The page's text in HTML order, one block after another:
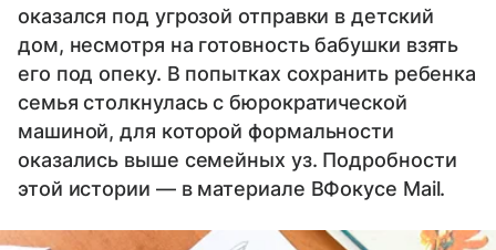
оказался под угрозой отправки в детский
дом, несмотря на готовность бабушки взять
его под опеку. В попытках сохранить ребенка
семья столкнулась с бюрократической
машиной, для которой формальности
оказались выше семейных уз. Подробности
этой истории — в материале ВФокусе Mail.